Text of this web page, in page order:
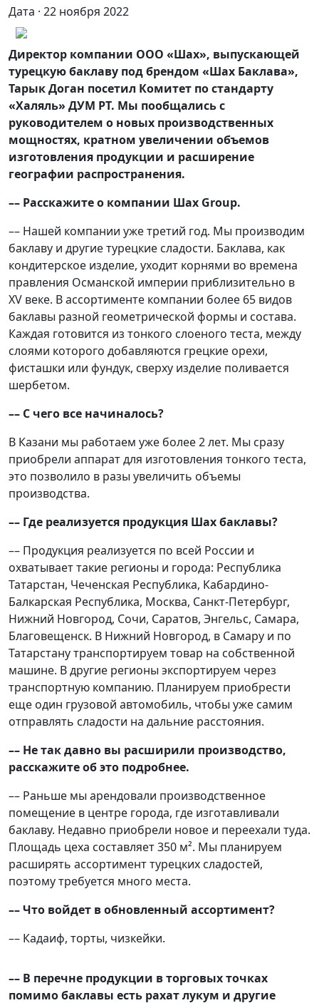
Дата · 22 ноября 2022
Директор компании ООО «Шах», выпускающей
турецкуюбаклаву под брендом «Шах Баклава»,
Тарык Доган посетил Комитет по стандарту
«Халяль» ДУМ РТ. Мы пообщались с
руководителем о новых производственных
мощностях, кратном увеличении объемов
изготовления продукции и расширение
географии распространения.
–– Расскажите о компании Шах Group.
–– Нашей компании уже третий год. Мы производим
баклаву и другие турецкие сладости. Баклава, как
кондитерское изделие, уходит корнями во времена
правления Османской империи приблизительно в
XV веке. В ассортименте компании более 65 видов
баклавы разной геометрической формы и состава.
Каждая готовится из тонкого слоеного теста, между
слоями которого добавляются грецкие орехи,
фисташки или фундук, сверху изделие поливается
шербетом.
–– С чего все начиналось?
В Казани мы работаем уже более 2 лет. Мы сразу
приобрели аппарат для изготовления тонкого теста,
это позволило в разы увеличить объемы
производства.
–– Где реализуется продукция Шах баклавы?
–– Продукция реализуется по всей России и
охватывает такие регионы и города: Республика
Татарстан, Чеченская Республика, Кабардино-
Балкарская Республика, Москва, Санкт-Петербург,
Нижний Новгород, Сочи, Саратов, Энгельс, Самара,
Благовещенск. В Нижний Новгород, в Самару и по
Татарстану транспортируем товар на собственной
машине. В другие регионы экспортируем через
транспортную компанию. Планируем приобрести
еще один грузовой автомобиль, чтобы уже самим
отправлять сладости на дальние расстояния.
–– Не так давно вы расширили производство,
расскажите об это подробнее.
–– Раньше мы арендовали производственное
помещение в центре города, где изготавливали
баклаву. Недавно приобрели новое и переехали туда.
Площадь цеха составляет 350 м². Мы планируем
расширять ассортимент турецких сладостей,
поэтому требуется много места.
–– Что войдет в обновленный ассортимент?
–– Кадаиф, торты, чизкейки.
–– В перечне продукции в торговых точках
помимо баклавы есть рахат лукум и другие